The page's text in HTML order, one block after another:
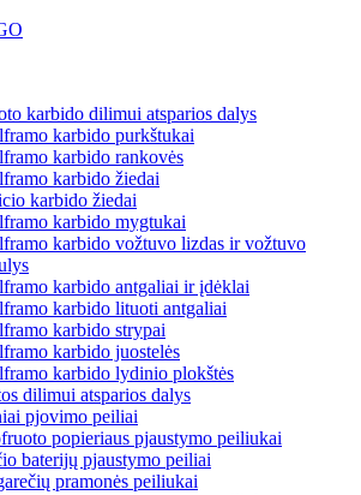
karbido dilimui atsparios dalys
karbido purkštukai
karbido rankovės
karbido žiedai
karbido žiedai
karbido mygtukai
karbido vožtuvo lizdas ir vožtuvo
karbido antgaliai ir įdėklai
karbido lituoti antgaliai
karbido strypai
karbido juostelės
karbido lydinio plokštės
dilimui atsparios dalys
pjovimo peiliai
popieriaus pjaustymo peiliukai
baterijų pjaustymo peiliai
pramonės peiliukai